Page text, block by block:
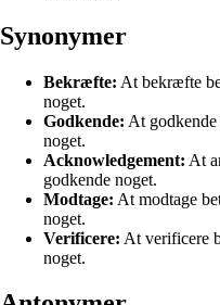
Synonymer
Bekræfte: At bekræfte
noget.
Godkende: At godkende
noget.
Acknowledgement: At
godkende noget.
Modtage: At modtage
noget.
Verificere: At verificere
noget.